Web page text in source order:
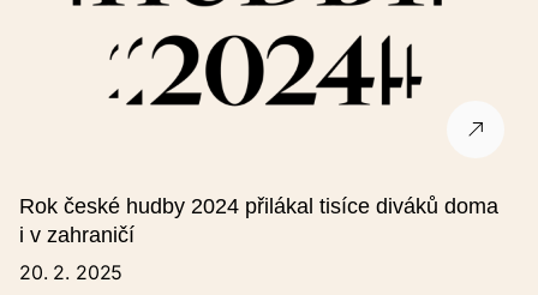
Rok české hudby 2024 přilákal tisíce diváků doma
i v zahraničí
20. 2. 2025
Základní cena
Rodinné vstupné